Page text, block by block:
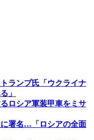
ランプ氏「ウクライナ
」
ロシア軍装甲車をミサ
署名…「ロシアの全面